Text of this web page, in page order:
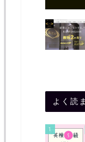
よく読
1